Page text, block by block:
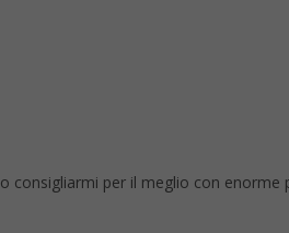
per il meglio con enorme